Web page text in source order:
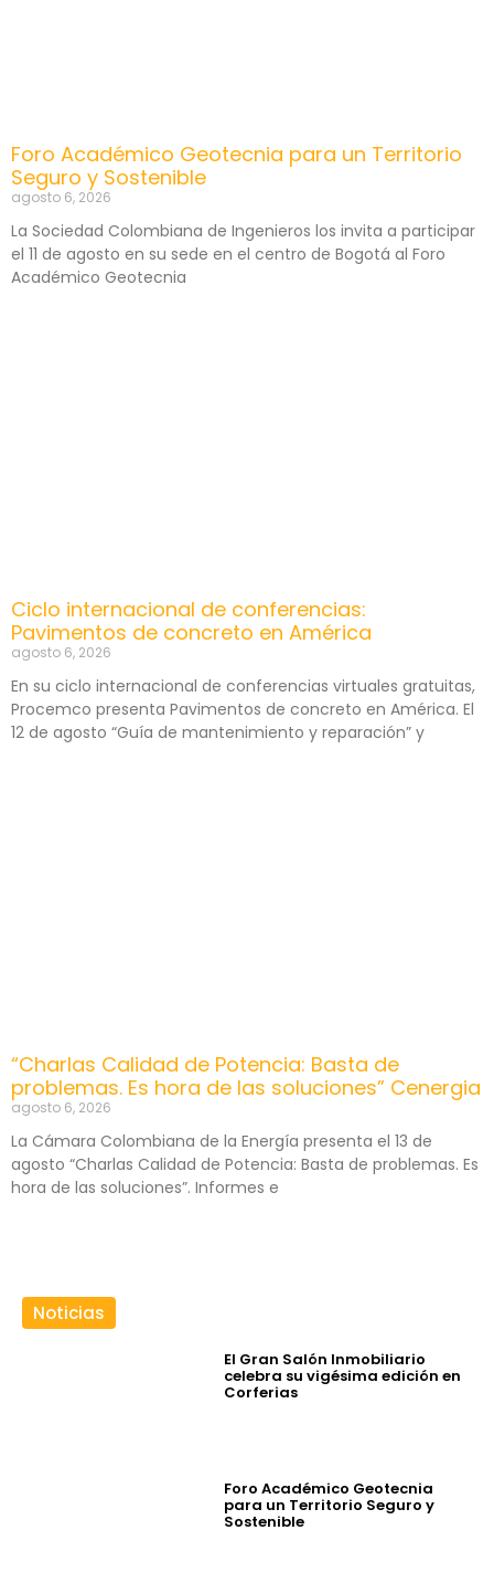
Foro Académico Geotecnia para un Territorio
Seguro y Sostenible
agosto 6, 2026
La Sociedad Colombiana de Ingenieros los invita a participar
el 11 de agosto en su sede en el centro de Bogotá al Foro
Académico Geotecnia
Ciclo internacional de conferencias:
Pavimentos de concreto en América
agosto 6, 2026
En su ciclo internacional de conferencias virtuales gratuitas,
Procemco presenta Pavimentos de concreto en América. El
12 de agosto “Guía de mantenimiento y reparación” y
“Charlas Calidad de Potencia: Basta de
problemas. Es hora de las soluciones” Cenergia
agosto 6, 2026
La Cámara Colombiana de la Energía presenta el 13 de
agosto “Charlas Calidad de Potencia: Basta de problemas. Es
hora de las soluciones”. Informes e
Noticias
El Gran Salón Inmobiliario
celebra su vigésima edición en
Corferias
Foro Académico Geotecnia
para un Territorio Seguro y
Sostenible